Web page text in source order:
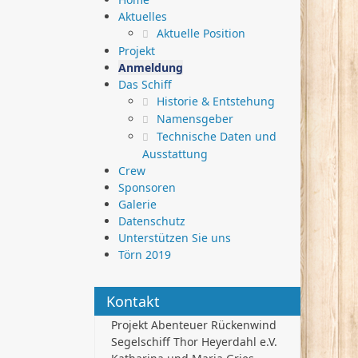
Aktuelles
Aktuelle Position
Projekt
Anmeldung
Das Schiff
Historie & Entstehung
Namensgeber
Technische Daten und
Ausstattung
Crew
Sponsoren
Galerie
Datenschutz
Unterstützen Sie uns
Törn 2019
Kontakt
Projekt Abenteuer Rückenwind
Segelschiff Thor Heyerdahl e.V.